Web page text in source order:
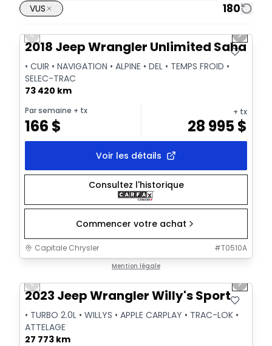
VUS 180
Très bonne offre
Previous slide Next
2018 Jeep Wrangler Unlimited Sahara
• CUIR • NAVIGATION • ALPINE • DEL • TEMPS FROID •
SELEC-TRAC
73 420 km
Par semaine + tx
166 $
+ tx
28 995$
Voir les détails
Consultez l'historique
Commencer votre achat
Capitale Chrysler #T0510A
Mention légale
Previous slide Next
2023 Jeep Wrangler Willy's Sport
• TURBO 2.0L • WILLYS • APPLE CARPLAY • TRAC-LOK •
ATTELAGE
27 773 km